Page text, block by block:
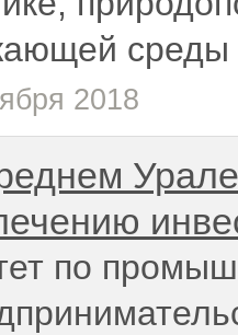
среды
2018
Урале
по